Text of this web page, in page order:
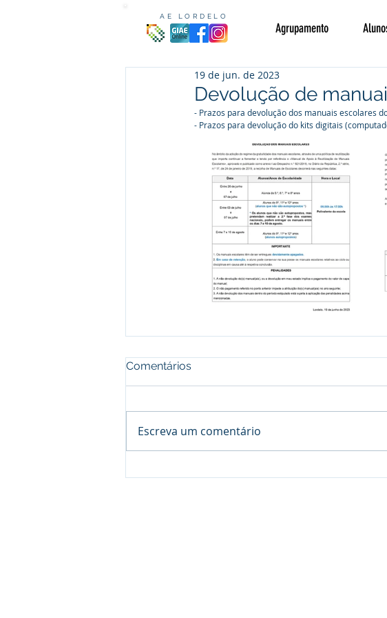
Agrupamento
AE LORDELO
Devolução de
19 de jun. de 2023
- Prazos para devolução dos manuais escolares
- Prazos para devolução do kits digitais
Comentários
Escreva um comentário